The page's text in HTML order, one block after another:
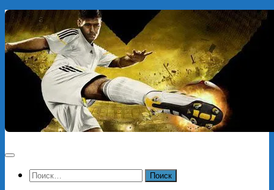
Перейти
к
содержимому
Найти: